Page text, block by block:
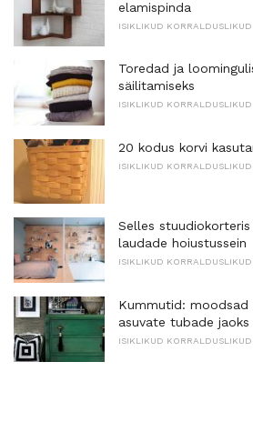
elamispinda
ISIKLIKUD
Toredad ja
säilitamiseks
ISIKLIKUD
20 kodus korvi
ISIKLIKUD
Selles
laudade hoiustussein
ISIKLIKUD
Kummutid: moodsad
asuvate tubade jaoks
ISIKLIKUD